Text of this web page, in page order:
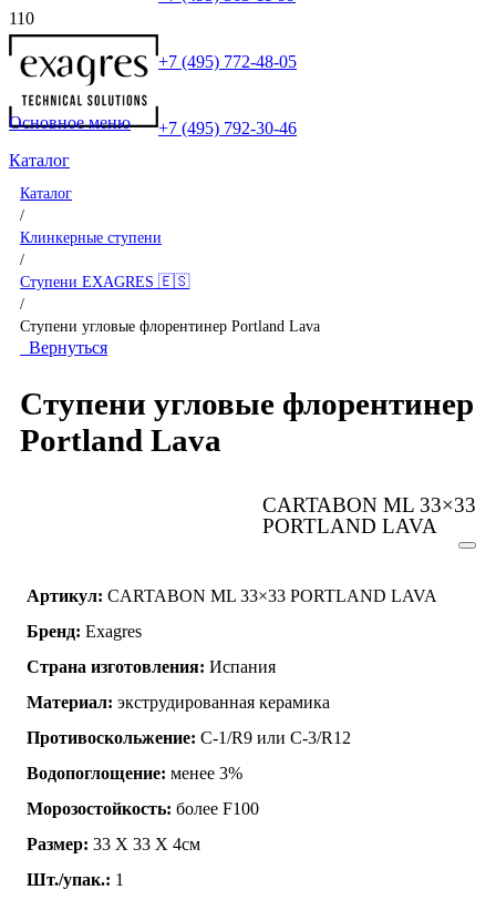
+7 (495) 772-48-05
+7 (495) 792-30-46
Основное меню
Каталог
Каталог
/
Клинкерные ступени
/
Ступени EXAGRES 🇪🇸
/
Ступени угловые флорентинер Portland Lava
Вернуться
Ступени угловые флорентинер
Portland Lava
CARTABON ML 33×33
PORTLAND LAVA
Артикул: CARTABON ML 33×33 PORTLAND LAVA
Бренд: Exagres
Страна изготовления: Испания
Материал: экструдированная керамика
Противоскольжение: C-1/R9 или C-3/R12
Водопоглощение: менее 3%
Морозостойкость: более F100
Размер: 33 Х 33 X 4см
Шт./упак.: 1